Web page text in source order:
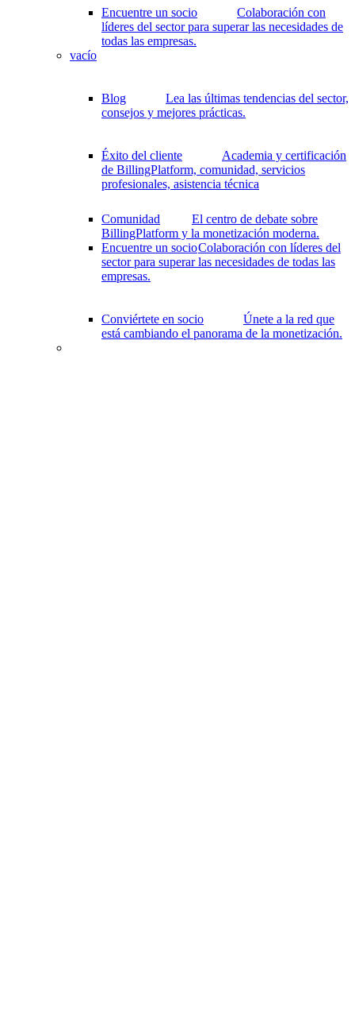
Encuentre un socio
Colaboración con
líderes del sector para superar las necesidades de
todas las empresas.
vacío
Blog
Lea las últimas tendencias del sector,
consejos y mejores prácticas.
Éxito del cliente
Academia y certificación
de BillingPlatform, comunidad, servicios
profesionales, asistencia técnica
Comunidad
El centro de debate sobre
BillingPlatform y la monetización moderna.
Encuentre un socioColaboración con líderes del
sector para superar las necesidades de todas las
empresas.
Conviértete en socio
Únete a la red que
está cambiando el panorama de la monetización.